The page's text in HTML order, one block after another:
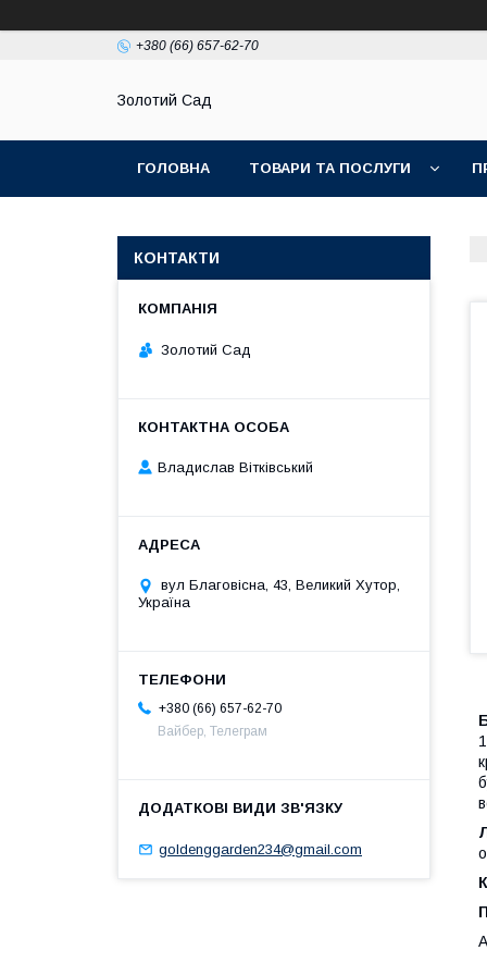
+380 (66) 657-62-70
Золотий Сад
ГОЛОВНА ТОВАРИ ТА ПОСЛУГИ
КОНТАКТИ
Золотий Сад
Владислав Вітківський
вул Благовісна, 43, Великий Хутор,
Україна
+380 (66) 657-62-70
Вайбер, Телеграм
goldenggarden234@gmail.com